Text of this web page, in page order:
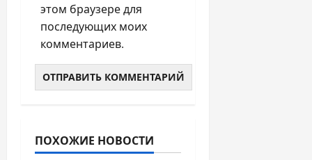
этом браузере для
последующих моих
комментариев.
ПОХОЖИЕ НОВОСТИ